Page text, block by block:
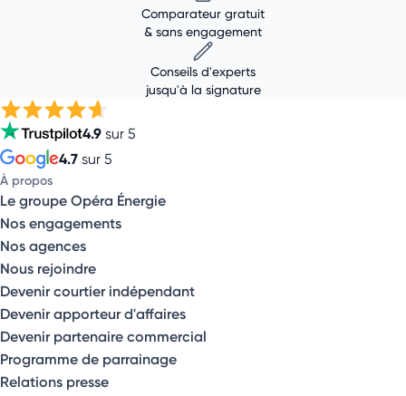
Comparateur gratuit
& sans engagement
Conseils d'experts
jusqu'à la signature
4.9 sur 5
4.7 sur 5
À propos
Le groupe Opéra Énergie
Nos engagements
Nos agences
Nous rejoindre
Devenir courtier indépendant
Devenir apporteur d'affaires
Devenir partenaire commercial
Programme de parrainage
Relations presse